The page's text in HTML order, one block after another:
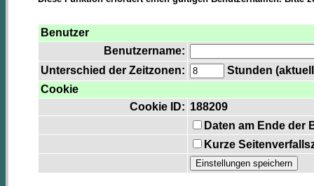
Benutzer
Benutzername:
Unterschied der Zeitzonen:
Stunden
Cookie
Cookie ID: 188209
Daten am Ende der
Kurze